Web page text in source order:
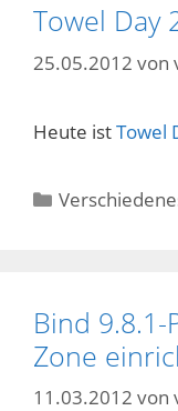
Towel Day
25.05.2012 von
Heute istTowel
Kategorien
Bind 9.8.1-
Zone
11.03.2012 von